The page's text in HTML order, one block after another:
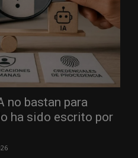
no bastan para
ha sido escrito por